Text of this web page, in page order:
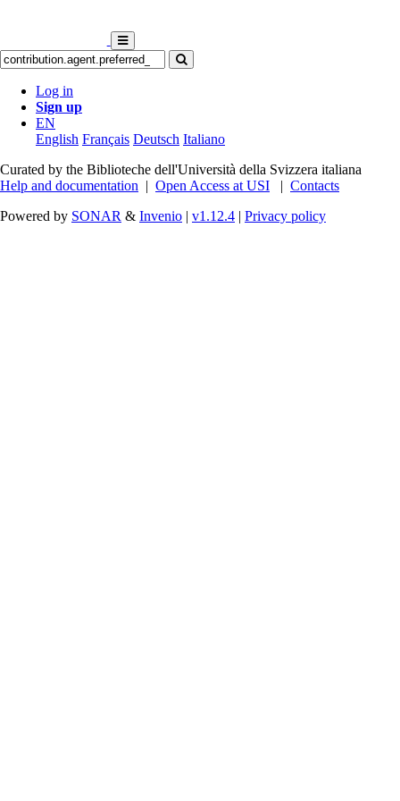
Log in
Sign up
EN
English Français Deutsch Italiano
Curated by the Biblioteche dell'Università della Svizzera italiana
Help and documentation | Open Access at USI | Contacts
Powered by SONAR & Invenio | v1.12.4 | Privacy policy